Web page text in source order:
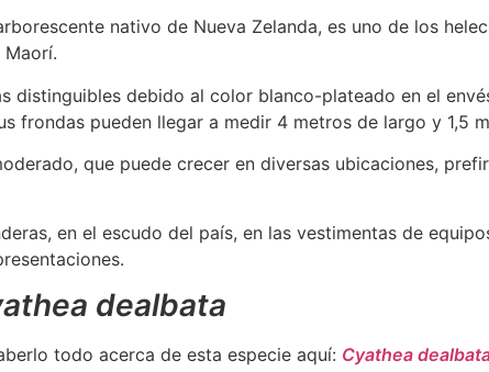
nativo de Nueva Zelanda, es uno de los
distinguibles debido al color blanco-plateado en el
frondas pueden llegar a medir 4 metros de largo y 1,5
que puede crecer en diversas ubicaciones,
en el escudo del país, en las vestimentas de
dealbata
todo acerca de esta especie aquí: Cyathea